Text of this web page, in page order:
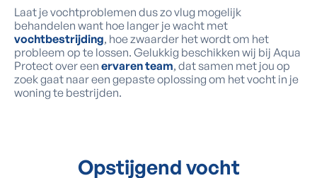
Laat je vochtproblemen dus zo vlug mogelijk
behandelen want hoe langer je wacht met
vochtbestrijding, hoe zwaarder het wordt om het
probleem op te lossen. Gelukkig beschikken wij bij Aqua
Protect over een ervaren team, dat samen met jou op
zoek gaat naar een gepaste oplossing om het vocht in je
woning te bestrijden.
Opstijgend vocht